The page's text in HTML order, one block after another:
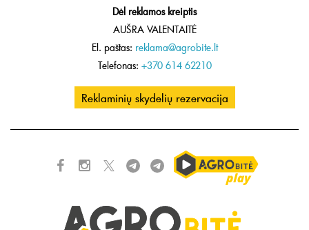
Dėl reklamos kreiptis
AUŠRA VALENTAITĖ
El. paštas: reklama@agrobite.lt
Telefonas: +370 614 62210
Reklaminių skydelių rezervacija